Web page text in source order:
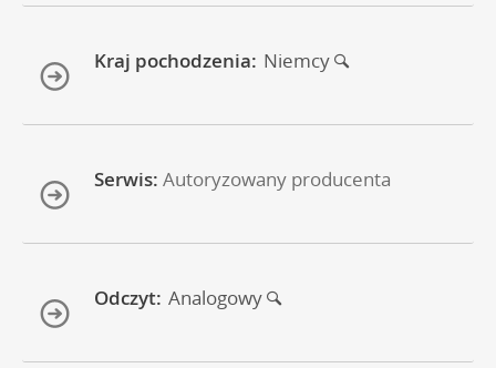
Kraj pochodzenia: Niemcy
Serwis: Autoryzowany producenta
Odczyt: Analogowy